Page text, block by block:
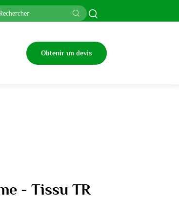
Obtenir un devis
- Tissu TR